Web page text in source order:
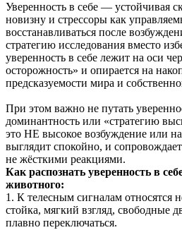
Уверенность в себе — устойчивая
новизну и стрессоры как
восстанавливаться после
стратегию исследования вместо
уверенность в себе лежит на оси
осторожность» и опирается на
предсказуемости мира и
При этом важно не путать
доминантность или «стратегию
это НЕ высокое возбуждение или
выглядит спокойно, и
не жёсткими реакциями.
Как распознать уверенность в
животного:
1. К телесным сигналам относятся
стойка, мягкий взгляд, свободные
плавно переключаться.